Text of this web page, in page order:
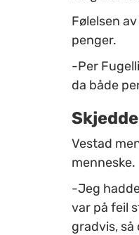
Følelsen
penger.
-Per
da både
Vestad
menneske.
-Jeg
var på feil
gradvis,